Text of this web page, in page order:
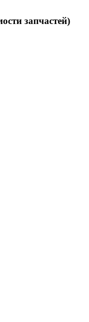
запчастей)